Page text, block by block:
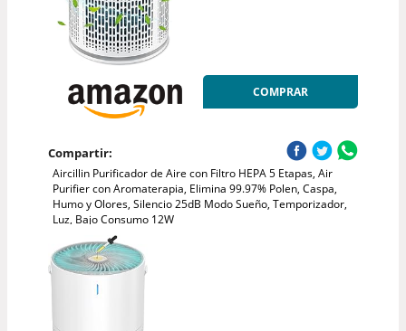
COMPRAR
Compartir:
Aircillin Purificador de Aire con Filtro HEPA 5 Etapas, Air
Purifier con Aromaterapia, Elimina 99.97% Polen, Caspa,
Humo y Olores, Silencio 25dB Modo Sueño, Temporizador,
Luz, Bajo Consumo 12W